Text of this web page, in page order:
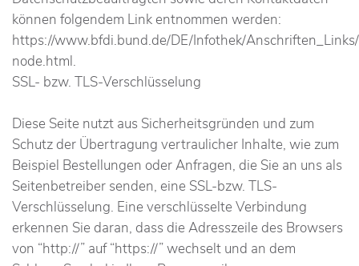
können folgendem Link entnommen werden:
https://www.bfdi.bund.de/DE/Infothek/
node.html.
SSL- bzw. TLS-Verschlüsselung
Diese Seite nutzt aus Sicherheitsgründen und zum
Schutz der Übertragung vertraulicher Inhalte, wie zum
Beispiel Bestellungen oder Anfragen, die Sie an uns als
Seitenbetreiber senden, eine SSL-bzw. TLS-
Verschlüsselung. Eine verschlüsselte Verbindung
erkennen Sie daran, dass die Adresszeile des Browsers
von “http://” auf “https://” wechselt und an dem